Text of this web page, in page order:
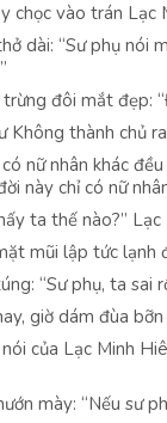
chọc vào trán Lạc
dài: “Sư phụ
đôi mắt đẹp:
Không thành chủ
nữ nhân khác
này chỉ có nữ
ta thế nào?” Lạc
mũi lập tức lạnh
“Sư phụ, ta sai
giờ dám đùa
nói của Lạc Minh
mày: “Nếu sư